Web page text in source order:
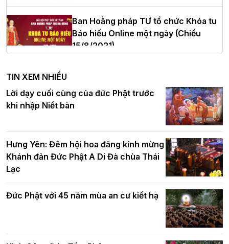
Hà Nội: Tăng Ni Trường hạ Bồ Đề trang
nghiêm tác pháp Tiền an cư PL.2570 –
DL.2026
chúc mừng Phật đản BTS GHPGVN TP.
Hà Nội
Hơn 5.000 người tham dự diễu hành,
Ban Hoằng pháp TƯ tổ chức Khóa tu
Báo hiếu Online một ngày (Chiều
15/8/2021)
Ban Hoằng pháp TƯ tổ chức Khóa tu
Báo hiếu Online một ngày (Sáng
15/8/2021)
Tinh thần yêu nước của Phật giáo
TIN XEM NHIỀU
Lời dạy cuối cùng của đức Phật trước
khi nhập Niết bàn
Hưng Yên: Đêm hội hoa đăng kính mừng
Khánh đản Đức Phật A Di Đà chùa Thái
Lạc
Đức Phật với 45 năm mùa an cư kiết hạ